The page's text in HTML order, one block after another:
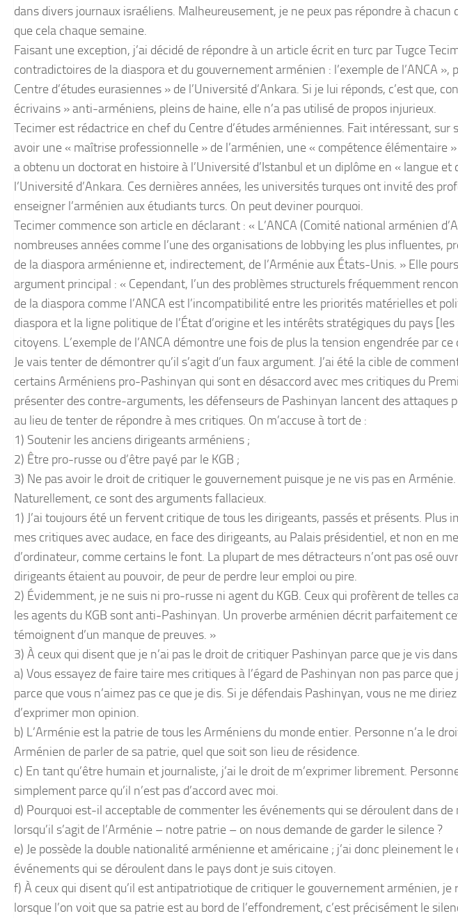
dans divers journaux israéliens. Malheureusement, je ne peux pas répondre à chacun
que cela chaque semaine.
Faisant une exception, j’ai décidé de répondre à un article écrit en turc par Tugce
contradictoires de la diaspora et du gouvernement arménien : l’exemple de l’ANCA »,
Centre d’études eurasiennes » de l’Université d’Ankara. Si je lui réponds, c’est que,
écrivains » anti-arméniens, pleins de haine, elle n’a pas utilisé de propos injurieux.
Tecimer est rédactrice en chef du Centre d’études arméniennes. Fait intéressant, sur
avoir une « maîtrise professionnelle » de l’arménien, une « compétence élémentaire
a obtenu un doctorat en histoire à l’Université d’Istanbul et un diplôme en « langue
l’Université d’Ankara. Ces dernières années, les universités turques ont invité des
enseigner l’arménien aux étudiants turcs. On peut deviner pourquoi.
Tecimer commence son article en déclarant : « L’ANCA (Comité national arménien
nombreuses années comme l’une des organisations de lobbying les plus influentes,
de la diaspora arménienne et, indirectement, de l’Arménie aux États-Unis. » Elle
argument principal : « Cependant, l’un des problèmes structurels fréquemment
de la diaspora comme l’ANCA est l’incompatibilité entre les priorités matérielles et
diaspora et la ligne politique de l’État d’origine et les intérêts stratégiques du pays
citoyens. L’exemple de l’ANCA démontre une fois de plus la tension engendrée par
Je vais tenter de démontrer qu’il s’agit d’un faux argument. J’ai été la cible de
certains Arméniens pro-Pashinyan qui sont en désaccord avec mes critiques du
présenter des contre-arguments, les défenseurs de Pashinyan lancent des attaques
au lieu de tenter de répondre à mes critiques. On m’accuse à tort de :
1) Soutenir les anciens dirigeants arméniens ;
2) Être pro-russe ou d’être payé par le KGB ;
3) Ne pas avoir le droit de critiquer le gouvernement puisque je ne vis pas en Arménie.
Naturellement, ce sont des arguments fallacieux.
1) J’ai toujours été un fervent critique de tous les dirigeants, passés et présents. Plus
mes critiques avec audace, en face des dirigeants, au Palais présidentiel, et non en
d’ordinateur, comme certains le font. La plupart de mes détracteurs n’ont pas osé
dirigeants étaient au pouvoir, de peur de perdre leur emploi ou pire.
2) Évidemment, je ne suis ni pro-russe ni agent du KGB. Ceux qui profèrent de telles
les agents du KGB sont anti-Pashinyan. Un proverbe arménien décrit parfaitement
témoignent d’un manque de preuves. »
3) À ceux qui disent que je n’ai pas le droit de critiquer Pashinyan parce que je vis
a) Vous essayez de faire taire mes critiques à l’égard de Pashinyan non pas parce
parce que vous n’aimez pas ce que je dis. Si je défendais Pashinyan, vous ne me
d’exprimer mon opinion.
b) L’Arménie est la patrie de tous les Arméniens du monde entier. Personne n’a le
Arménien de parler de sa patrie, quel que soit son lieu de résidence.
c) En tant qu’être humain et journaliste, j’ai le droit de m’exprimer librement.
simplement parce qu’il n’est pas d’accord avec moi.
d) Pourquoi est-il acceptable de commenter les événements qui se déroulent dans
lorsqu’il s’agit de l’Arménie – notre patrie – on nous demande de garder le silence ?
e) Je possède la double nationalité arménienne et américaine ; j’ai donc pleinement
événements qui se déroulent dans le pays dont je suis citoyen.
f) À ceux qui disent qu’il est antipatriotique de critiquer le gouvernement arménien, je
lorsque l’on voit que sa patrie est au bord de l’effondrement, c’est précisément le